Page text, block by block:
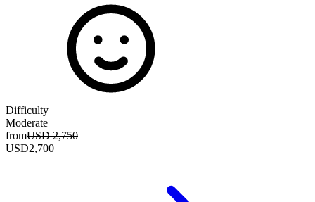
Difficulty
Moderate
fromUSD 2,750
USD2,700